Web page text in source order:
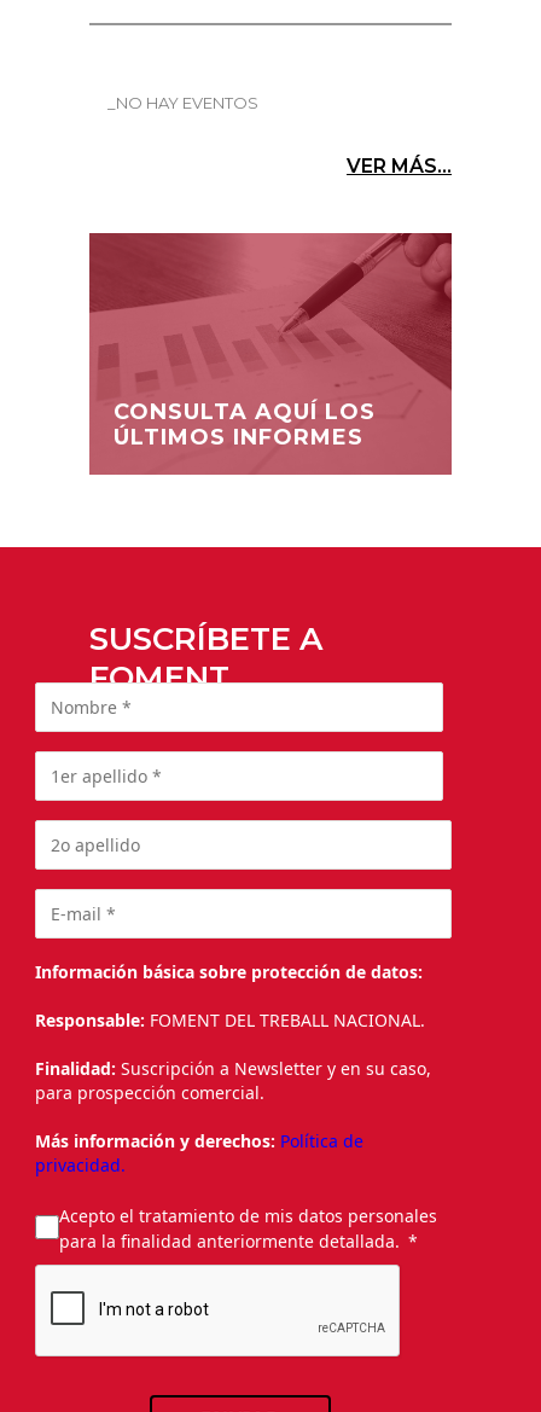
_NO HAY EVENTOS
VER MÁS...
CONSULTA AQUÍ LOS
ÚLTIMOS INFORMES
SUSCRÍBETE A
FOMENT
Información básica sobre protección de datos:
Responsable: FOMENT DEL TREBALL NACIONAL.
Finalidad: Suscripción a Newsletter y en su caso,
para prospección comercial.
Más información y derechos: Política de
privacidad.
Acepto el tratamiento de mis datos personales
para la finalidad anteriormente detallada.